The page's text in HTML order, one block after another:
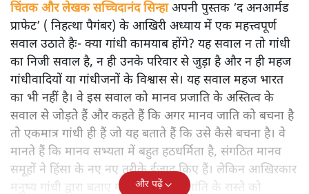
चिंतक और लेखक सच्चिदानंद सिन्हाअपनी पुस्तक ‘द अनआर्मड
प्राफेट’ ( निहत्था पैगंबर) के आखिरी अध्याय में एक महत्त्वपूर्ण
सवाल उठाते हैः- क्या गांधी कामयाब होंगे? यह सवाल न तो गांधी
का निजी सवाल है, न ही उनके परिवार से जुड़ा है और न ही महज
गांधीवादियों या गांधीजनों के विश्वास से। यह सवाल महज भारत
का भी नहीं है। वे इस सवाल को मानव प्रजाति के अस्तित्व के
सवाल से जोड़ते हैं और कहते हैं कि अगर मानव जाति को बचना है
तो एकमात्र गांधी ही हैं जो यह बताते हैं कि उसे कैसे बचना है। वे
मानते हैं कि मानव सभ्यता में बहुत हठधर्मिता है, संगठित मानव
समूहों ने हिंसा के नए नए तरीके ईजाद किए हैं। लेकिन आखिरकार
मनुष्य गांधी द्वारा बताए गए अहिंसा और शांति के रास्ते को
और पढ़ें